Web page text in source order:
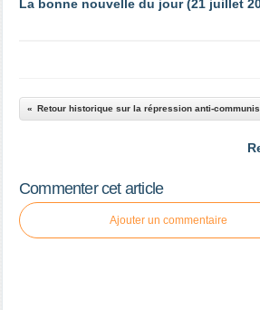
La bonne nouvelle du jour (21 juillet
Retour historique sur la répression anti-
Commenter cet article
Ajouter un commentaire